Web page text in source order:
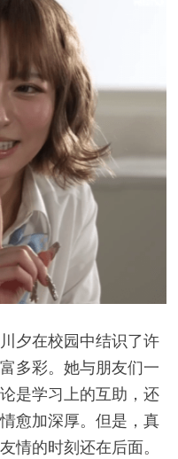
夕在校园中结识了许
多彩。她与朋友们一
是学习上的互助，还
愈加深厚。但是，真
情的时刻还在后面。